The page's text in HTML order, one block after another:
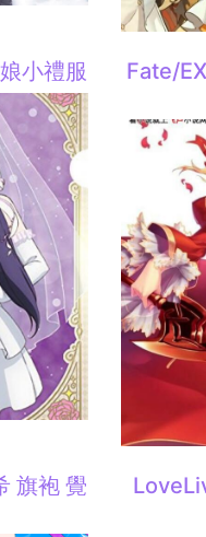
小禮服
Fate/
旗袍 覺